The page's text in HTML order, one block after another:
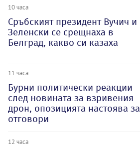
10 часа
Сръбският президент Вучич и
Зеленски се срещнаха в
Белград, какво си казаха
11 часа
Бурни политически реакции
след новината за взривения
дрон, опозицията настоява за
отговори
12 часа